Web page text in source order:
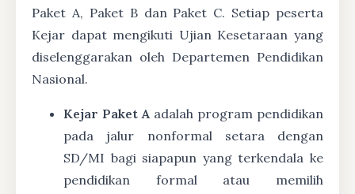
Paket A, Paket B dan Paket C. Setiap peserta
Kejar dapat mengikuti Ujian Kesetaraan yang
diselenggarakan oleh Departemen Pendidikan
Nasional.
Kejar Paket A adalah program pendidikan
pada jalur nonformal setara dengan
SD/MI bagi siapapun yang terkendala ke
pendidikan formal atau memilih